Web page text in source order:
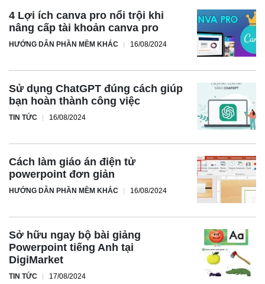
4 Lợi ích canva pro nổi trội khi
nâng cấp tài khoản canva pro
HƯỚNG DẪN PHẦN MỀM KHÁC 16/08/2024
Sử dụng ChatGPT đúng cách giúp
bạn hoàn thành công việc
TIN TỨC 16/08/2024
Cách làm giáo án điện tử
powerpoint đơn giản
HƯỚNG DẪN PHẦN MỀM KHÁC 16/08/2024
Sở hữu ngay bộ bài giảng
Powerpoint tiếng Anh tại
DigiMarket
TIN TỨC 17/08/2024